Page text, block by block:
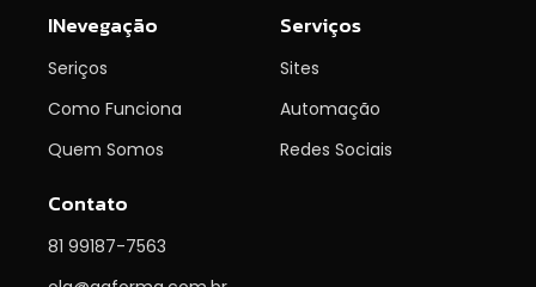
INevegação
Seriços
Como Funciona
Quem Somos
Serviços
Sites
Automação
Redes Sociais
Contato
81 99187-7563